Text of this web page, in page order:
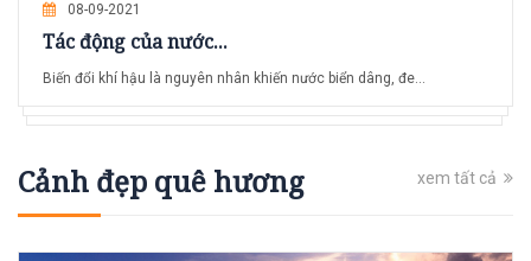
08-09-2021
Tác động của nước...
Biến đổi khí hậu là nguyên nhân khiến nước biển dâng, đe...
Cảnh đẹp quê hương xem tất cả